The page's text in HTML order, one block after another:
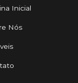
Inicial
Nós